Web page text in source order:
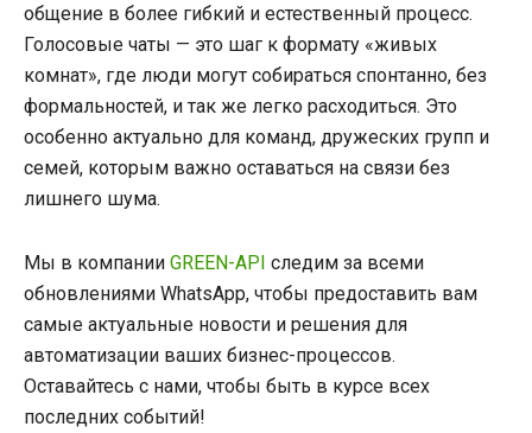
общение в более гибкий и естественный процесс.
Голосовые чаты — это шаг к формату «живых
комнат», где люди могут собираться спонтанно, без
формальностей, и так же легко расходиться. Это
особенно актуально для команд, дружеских групп и
семей, которым важно оставаться на связи без
лишнего шума.
Мы в компании GREEN-API следим за всеми
обновлениями WhatsApp, чтобы предоставить вам
самые актуальные новости и решения для
автоматизации ваших бизнес-процессов.
Оставайтесь с нами, чтобы быть в курсе всех
последних событий!